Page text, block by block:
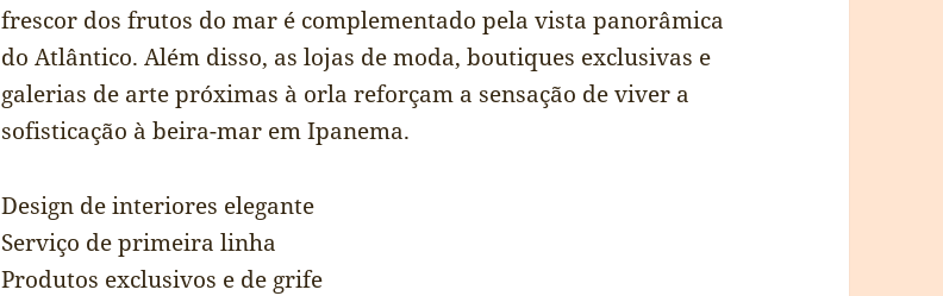
frescor dos frutos do mar é complementado pela vista panorâmica
do Atlântico. Além disso, as lojas de moda, boutiques exclusivas e
galerias de arte próximas à orla reforçam a sensação de viver a
sofisticação à beira-mar em Ipanema.
Design de interiores elegante
Serviço de primeira linha
Produtos exclusivos e de grife